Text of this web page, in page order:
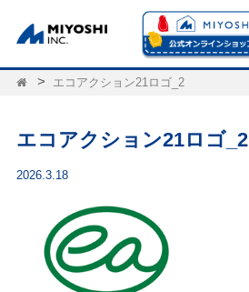
エコアクション21ロゴ_2
エコアクション21ロゴ_2
2026.3.18